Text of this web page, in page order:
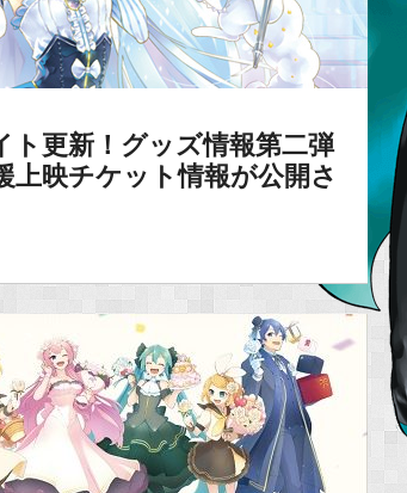
ト更新！グッズ情報第二弾
上映チケット情報が公開さ